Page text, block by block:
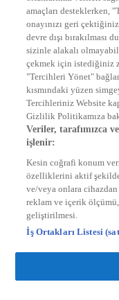
NTV
KRAL FM
KRAL POP
EKSEN
VOYAGE
DYG Dijital
ntv.com.tr
ntvspor.net
startv.com.tr
amaçları desteklerken,
onayınızı geri
devre dışı bırakılması
sizinle alakalı
çekmek için istediğiniz
"Tercihleri Yönet"
kısmındaki yüzen
Tercihleriniz Website
Gizlilik Politikamıza
Veriler, tarafımızca
işlenir:
Kesin coğrafi konum
özelliklerini aktif
ve/veya onlara
reklam ve içerik
geliştirilmesi.
İş Ortakları Listesi